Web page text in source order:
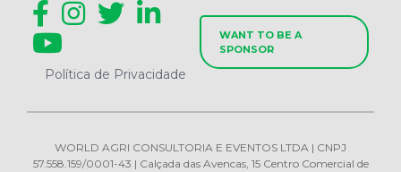
Política de Privacidade
WANT TO BE A
SPONSOR
WORLD AGRI CONSULTORIA E EVENTOS LTDA | CNPJ
57.558.159/0001-43 | Calçada das Avencas, 15 Centro Comercial de